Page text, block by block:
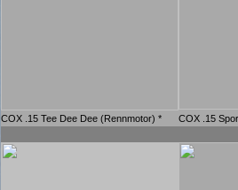
COX .15 Tee Dee Dee (Rennmotor) * COX .15